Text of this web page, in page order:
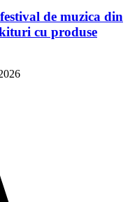
de muzica din
cu produse